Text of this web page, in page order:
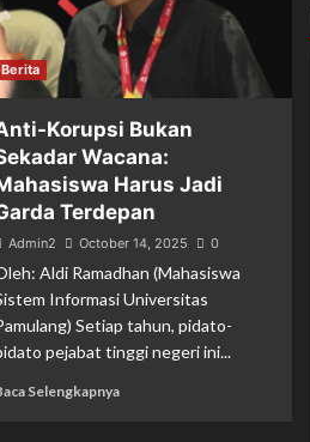
Berita
Korupsi Bukan
Wacana:
Harus Jadi
Terdepan
Admin2 October 14, 2025 0
Aldi Ramadhan (Mahasiswa
Informasi Universitas
Setiap tahun, pidato-
pejabat tinggi negeri ini...
Selengkapnya